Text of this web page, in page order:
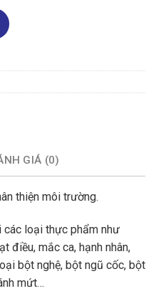
GIÁ (0)
thiện môi trường.
các loại thực phẩm như
điều, mắc ca, hạnh nhân,
bột nghệ, bột ngũ cốc, bột
mứt…